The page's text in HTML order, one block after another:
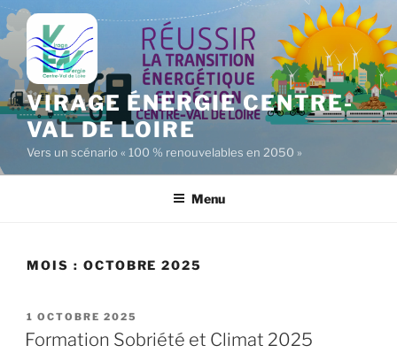
Aller
au
contenu
principal
VIRAGE ÉNERGIE CENTRE-
VAL DE LOIRE
Vers un scénario « 100 % renouvelables en 2050 »
Menu
MOIS : OCTOBRE 2025
PUBLIÉ
LE
1 OCTOBRE 2025
Formation Sobriété et Climat 2025